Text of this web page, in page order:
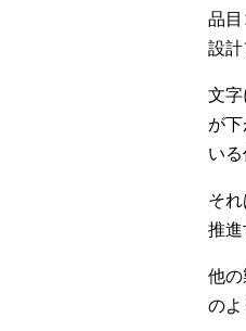
品目
設計
文
が
いる
そ
推進
他
のよ